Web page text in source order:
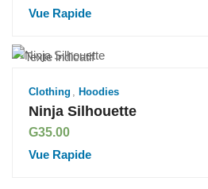
Vue Rapide
Clothing Hoodies
Ninja Silhouette
G35.00
Vue Rapide